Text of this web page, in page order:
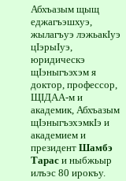
Абхъазым щыщ
еджагъэшхуэ,
жылагъуэ лэжьакIуэ
цIэрыIуэ,
юридическэ
щIэныгъэхэм я
доктор, профессор,
ЩIДАА-м и
академик, Абхъазым
щIэныгъэхэмкIэ и
академием и
президентШамбэ
Тарас и ныбжьыр
илъэс 80 ирокъу.